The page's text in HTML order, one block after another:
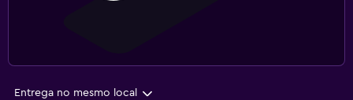
Entrega no mesmo local